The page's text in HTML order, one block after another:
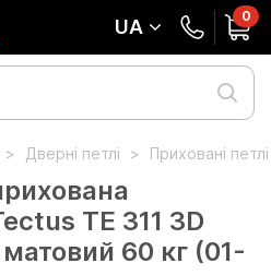
UA 0
Дверні петлі Приховані
TE 311 3D
60 кг (01-